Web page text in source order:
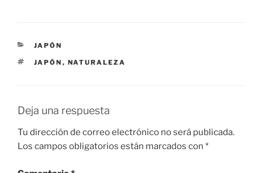
CATEGORÍAS
JAPÓN
ETIQUETAS
JAPÓN , NATURALEZA
Deja una respuesta
Tu dirección de correo electrónico no será publicada.
Los campos obligatorios están marcados con *